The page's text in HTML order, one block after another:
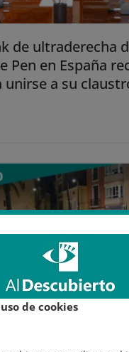
de ultraderecha
Pen en España
unirse a su
de cookies